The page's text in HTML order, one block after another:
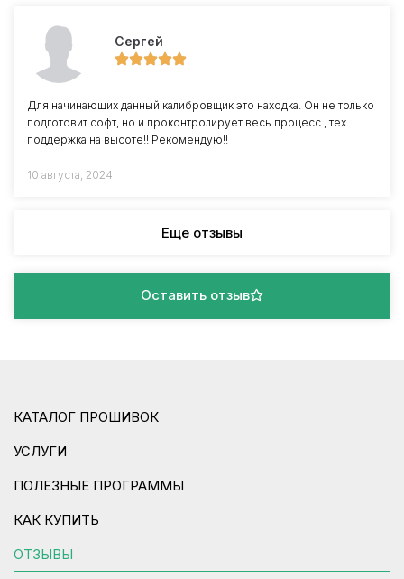
Сергей
Для начинающих данный калибровщик это находка. Он не только
подготовит софт, но и проконтролирует весь процесс , тех
поддержка на высоте!! Рекомендую!!
10 августа, 2024
Еще отзывы
Оставить отзыв
КАТАЛОГ ПРОШИВОК
УСЛУГИ
ПОЛЕЗНЫЕ ПРОГРАММЫ
КАК КУПИТЬ
ОТЗЫВЫ